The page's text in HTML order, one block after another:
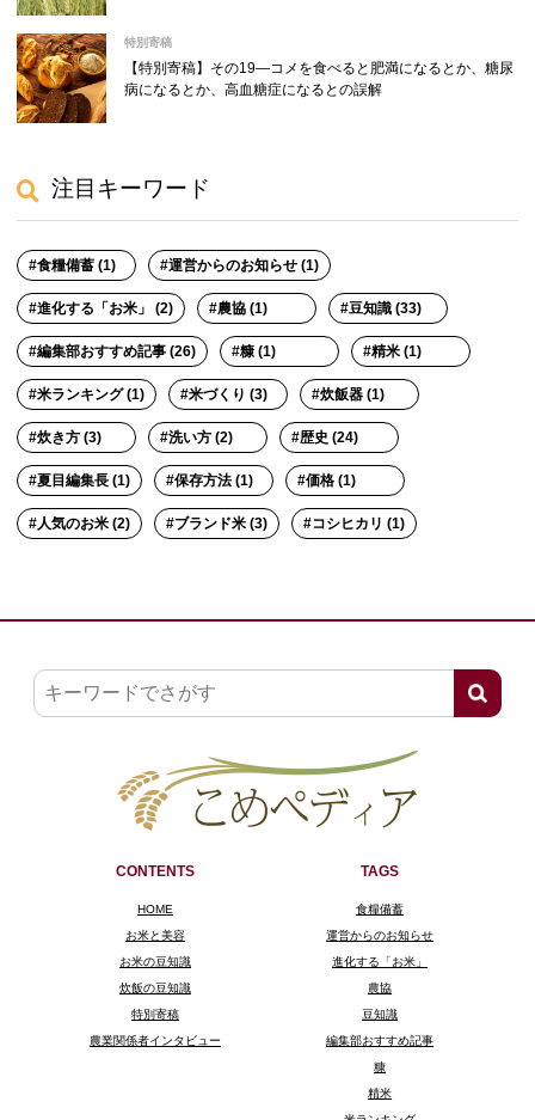
特別寄稿
【特別寄稿】その19―コメを食べると肥満になるとか、糖尿
病になるとか、高血糖症になるとの誤解
注目キーワード
食糧備蓄 (1) 運営からのお知らせ (1)
進化する「お米」 (2) 農協 (1) 豆知識 (33)
編集部おすすめ記事 (26) 糠 (1) 精米 (1)
米ランキング (1) 米づくり (3) 炊飯器 (1)
炊き方 (3) 洗い方 (2) 歴史 (24)
夏目編集長 (1) 保存方法 (1) 価格 (1)
人気のお米 (2) ブランド米 (3) コシヒカリ (1)
CONTENTS
HOME
お米と美容
お米の豆知識
炊飯の豆知識
特別寄稿
農業関係者インタビュー
TAGS
食糧備蓄
運営からのお知らせ
進化する「お米」
農協
豆知識
編集部おすすめ記事
糠
精米